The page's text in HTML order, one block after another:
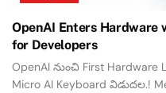
OpenAI Enters Hardware
for Developers
OpenAI నుంచి First Hardware
Micro AI Keyboard విడుదల.!